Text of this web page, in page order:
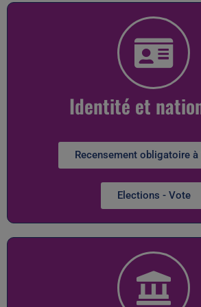
Identité et
Recensement obligatoire à
Elections - Vote